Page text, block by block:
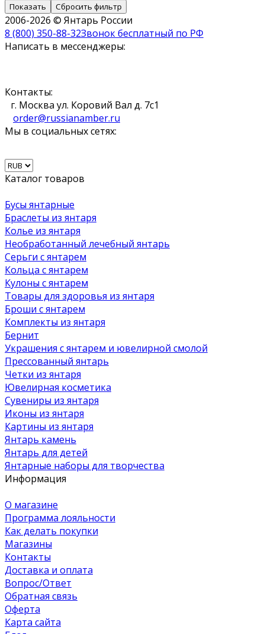
Показать Сбросить фильтр
2006-2026 © Янтарь России
8 (800) 350-88-32Звонок бесплатный по РФ
Написать в мессенджеры:
Контакты:
г. Москва ул. Коровий Вал д. 7с1
order@russianamber.ru
Мы в социальных сетях:
Каталог товаров
Бусы янтарные
Браслеты из янтаря
Колье из янтаря
Необработанный лечебный янтарь
Серьги с янтарем
Кольца с янтарем
Кулоны с янтарем
Товары для здоровья из янтаря
Броши с янтарем
Комплекты из янтаря
Бернит
Украшения с янтарем и ювелирной смолой
Прессованный янтарь
Четки из янтаря
Ювелирная косметика
Сувениры из янтаря
Иконы из янтаря
Картины из янтаря
Янтарь камень
Янтарь для детей
Янтарные наборы для творчества
Информация
О магазине
Программа лояльности
Как делать покупки
Магазины
Контакты
Доставка и оплата
Вопрос/Ответ
Обратная связь
Оферта
Карта сайта